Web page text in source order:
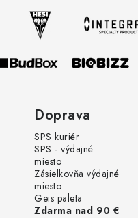
Doprava
SPS kuriér
SPS - výdajné
miesto
Zásielkovňa výdajné
miesto
Geis paleta
Zdarma nad 90 €